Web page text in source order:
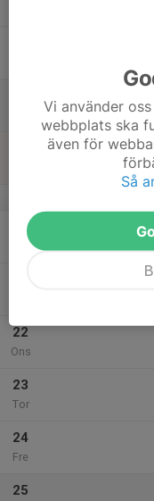
20
Mån
22
Ons
23
Tor
24
Fre
25
Vi använder
webbplats ska
även för
Så